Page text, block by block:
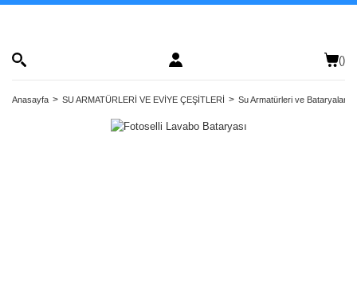
()
Anasayfa SU ARMATÜRLERİ VE EVİYE ÇEŞİTLERİ Su Armatürleri ve Bataryalar